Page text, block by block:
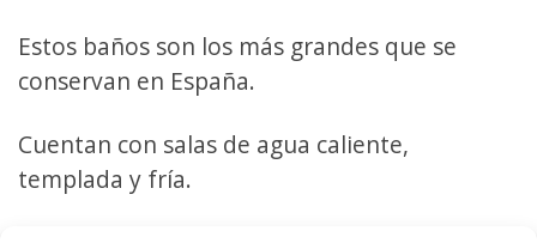
Estos baños son los más grandes que se
conservan en España.
Cuentan con salas de agua caliente,
templada y fría.